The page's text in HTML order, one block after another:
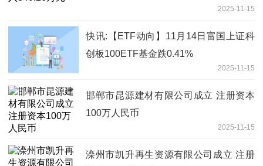
2025-11-15
快讯:【ETF动向】11月14日富国上证科
创板100ETF基金跌0.41%
2025-11-15
邯郸市昆源建材有限公司成立 注册资本
100万人民币
2025-11-15
滦州市凯升再生资源有限公司成立 注册